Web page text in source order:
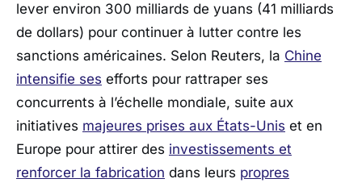
lever environ 300 milliards de yuans (41 milliards
de dollars) pour continuer à lutter contre les
sanctions américaines. Selon Reuters, la Chine
intensifie ses efforts pour rattraper ses
concurrents à l’échelle mondiale, suite aux
initiatives majeures prises aux États-Unis et en
Europe pour attirer des investissements et
renforcer la fabrication dans leurs propres